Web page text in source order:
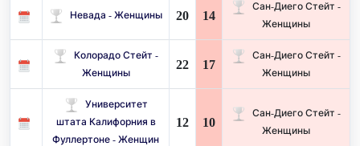
Невада - Женщины 20 14
Сан-Диего Стейт -
Женщины
Колорадо Стейт -
Женщины
22 17
Сан-Диего Стейт -
Женщины
Университет
штата Калифорния в
Фуллертоне - Женщин
12 10
Сан-Диего Стейт -
Женщины